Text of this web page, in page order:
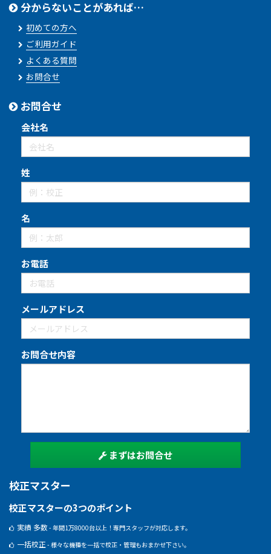
分からないことがあれば…
初めての方へ
ご利用ガイド
よくある質問
お問合せ
お問合せ
会社名
姓
名
お電話
メールアドレス
お問合せ内容
まずはお問合せ
校正マスター
校正マスターの3つのポイント
実績 多数- 年間1万8000台以上！専門スタッフが対応します。
一括校正- 様々な機種を一括で校正・管理もおまかせ下さい。